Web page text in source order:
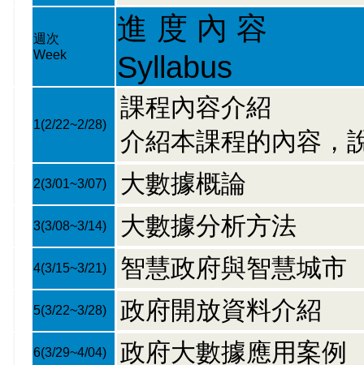
週次
Week
進 度 內 容
Syllabus
1(2/22~2/28)
課程內容介紹
介紹本課程的內容，
2(3/01~3/07) 大數據概論
3(3/08~3/14) 大數據分析方法
4(3/15~3/21) 智慧政府與智慧城市
5(3/22~3/28) 政府開放資料介紹
6(3/29~4/04) 政府大數據應用案例